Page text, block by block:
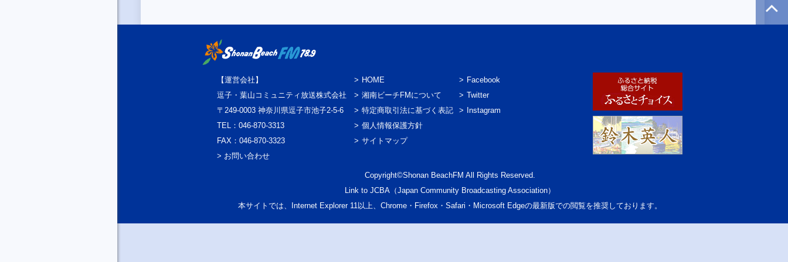
【運営会社】
逗子・葉山コミュニティ放送株式会社
〒249-0003 神奈川県逗子市池子2-5-6
TEL：046-870-3313
FAX：046-870-3323
> お問い合わせ
HOME
湘南ビーチFMについて
特定商取引法に基づく表記
個人情報保護方針
サイトマップ
Facebook
Twitter
Instagram
Copyright©Shonan BeachFM All Rights Reserved.
Link to JCBA（Japan Community Broadcasting Association）
本サイトでは、Internet Explorer 11以上、Chrome・Firefox・Safari・Microsoft Edgeの最新版での閲覧を推奨しております。